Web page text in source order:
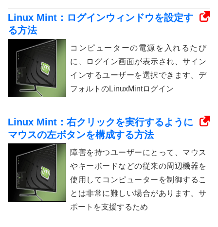
Linux Mint：ログインウィンドウを設定す
る方法
コンピューターの電源を入れるたび
に、ログイン画面が表示され、サイン
インするユーザーを選択できます。デ
フォルトのLinuxMintログイン
Linux Mint：右クリックを実行するように
マウスの左ボタンを構成する方法
障害を持つユーザーにとって、マウス
やキーボードなどの従来の周辺機器を
使用してコンピューターを制御するこ
とは非常に難しい場合があります。サ
ポートを支援するため